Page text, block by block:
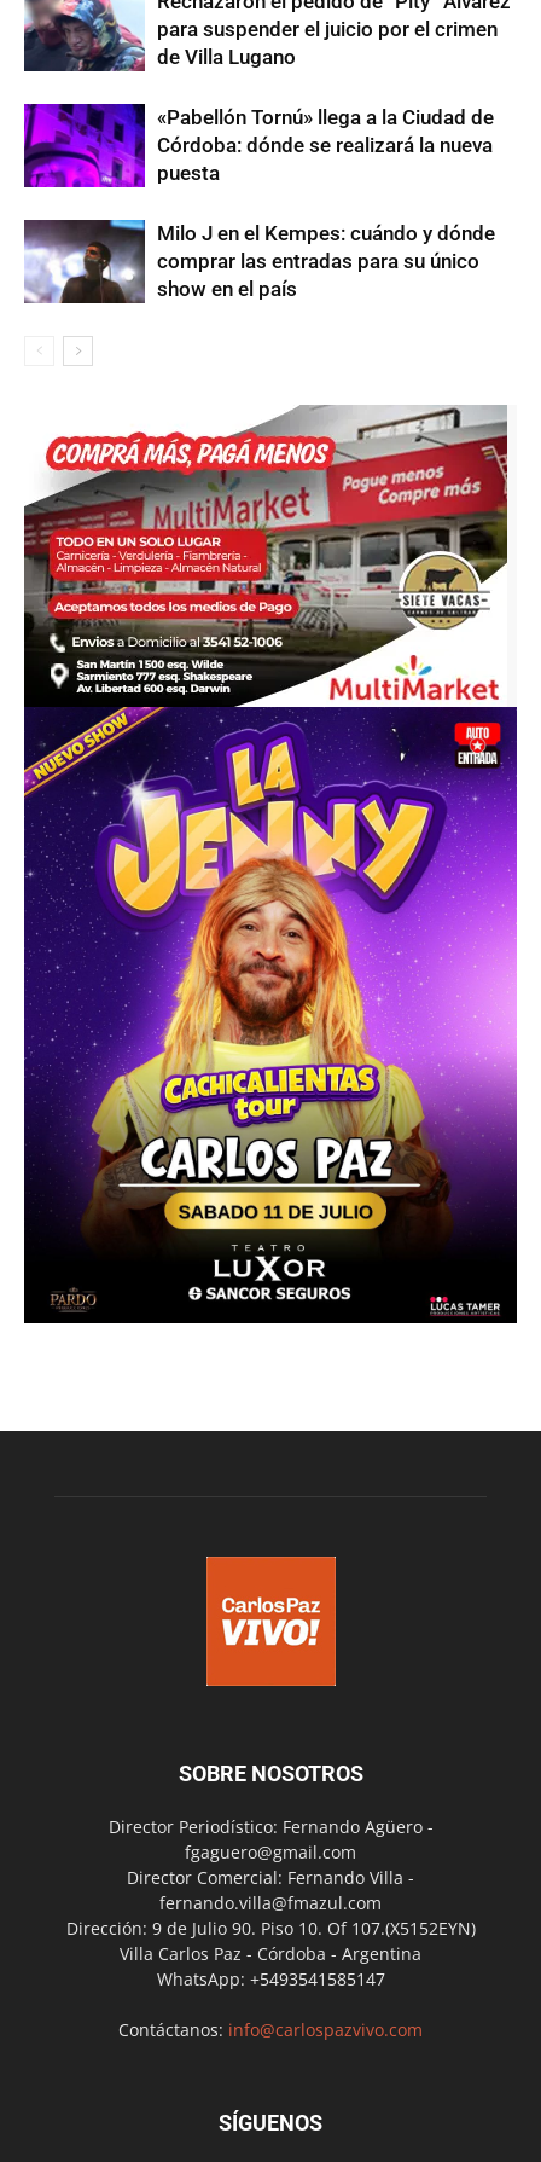
para suspender el juicio por el crimen
de Villa Lugano
«Pabellón Tornú» llega a la Ciudad de
Córdoba: dónde se realizará la nueva
puesta
Milo J en el Kempes: cuándo y dónde
comprar las entradas para su único
show en el país
SOBRE NOSOTROS
Director Periodístico: Fernando Agüero -
fgaguero@gmail.com
Director Comercial: Fernando Villa -
fernando.villa@fmazul.com
Dirección: 9 de Julio 90. Piso 10. Of 107.(X5152EYN)
Villa Carlos Paz - Córdoba - Argentina
WhatsApp: +5493541585147
Contáctanos: info@carlospazvivo.com
SÍGUENOS